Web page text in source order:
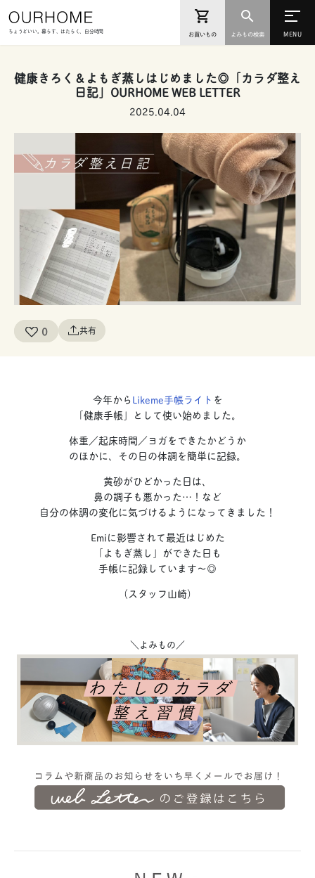
ちょうどいい。暮らす、はたらく、自分時間
健康きろく＆よもぎ蒸しはじめました◎「カラダ整え
日記」OURHOME WEB LETTER
2025.04.04
0 共有
今年からLikeme手帳ライト を
「健康手帳」として使い始めました。
体重／起床時間／ヨガをできたかどうか
のほかに、その日の体調を簡単に記録。
黄砂がひどかった日は、
鼻の調子も悪かった…！など
自分の体調の変化に気づけるようになってきました！
Emiに影響されて最近はじめた
「よもぎ蒸し」ができた日も
手帳に記録しています〜◎
（スタッフ山崎）
＼よみもの／
お買いもの よみもの検索